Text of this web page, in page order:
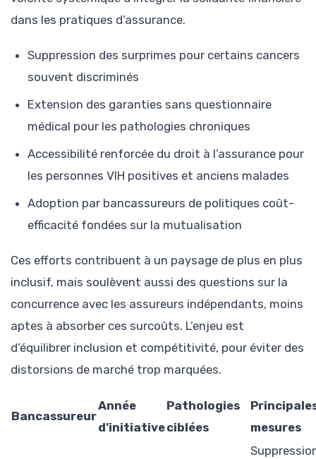
dans les pratiques d’assurance.
Suppression des surprimes pour certains cancers
souvent discriminés
Extension des garanties sans questionnaire
médical pour les pathologies chroniques
Accessibilité renforcée du droit à l’assurance pour
les personnes VIH positives et anciens malades
Adoption par bancassureurs de politiques coût-
efficacité fondées sur la mutualisation
Ces efforts contribuent à un paysage de plus en plus
inclusif, mais soulèvent aussi des questions sur la
concurrence avec les assureurs indépendants, moins
aptes à absorber ces surcoûts. L’enjeu est
d’équilibrer inclusion et compétitivité, pour éviter des
distorsions de marché trop marquées.
Bancassureur
Année
d’initiative
Pathologies
ciblées
mesures